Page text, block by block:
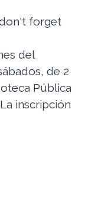
forget
del
de 2
Pública
inscripción